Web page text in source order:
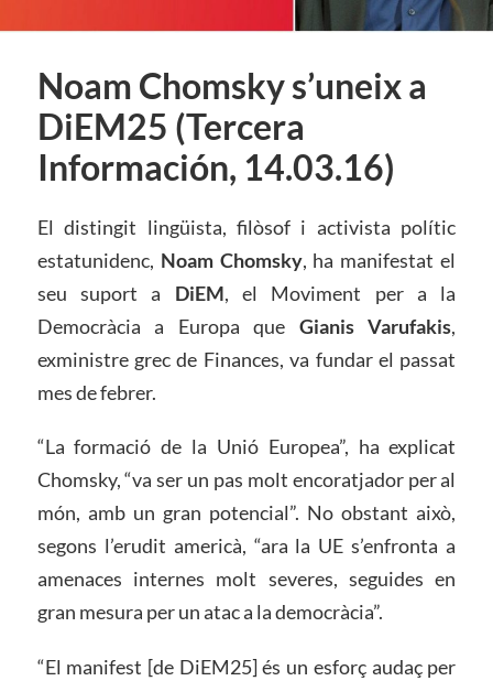
Noam Chomsky s’uneix a
DiEM25 (Tercera
Información, 14.03.16)
El distingit lingüista, filòsof i activista polític
estatunidenc, Noam Chomsky, ha manifestat el
seu suport a DiEM, el Moviment per a la
Democràcia a Europa que Gianis Varufakis,
exministre grec de Finances, va fundar el passat
mes de febrer.
“La formació de la Unió Europea”, ha explicat
Chomsky, “va ser un pas molt encoratjador per al
món, amb un gran potencial”. No obstant això,
segons l’erudit americà, “ara la UE s’enfronta a
amenaces internes molt severes, seguides en
gran mesura per un atac a la democràcia”.
“El manifest [de DiEM25] és un esforç audaç per